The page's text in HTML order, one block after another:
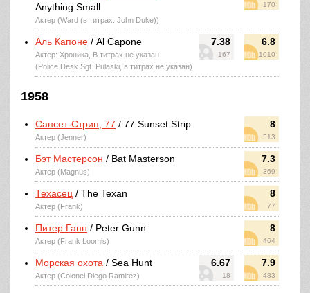
170
Anything Small
Актер (Ward (в титрах: John Duke))
7.38
167
6.8
1010
Аль Капоне / Al Capone
Актер: Хроника, В титрах не указан
(Police Desk Sgt. Pulaski, в титрах не указан)
1958
8
513
Сансет-Стрип, 77 / 77 Sunset Strip
Актер (Jenner)
7.3
369
Бэт Мастерсон / Bat Masterson
Актер (Magnus)
8
77
Техасец / The Texan
Актер (Frank)
8
464
Питер Ганн / Peter Gunn
Актер (Frank Loomis)
6.67
18
7.9
483
Морская охота / Sea Hunt
Актер (Colonel Diego Ramirez)